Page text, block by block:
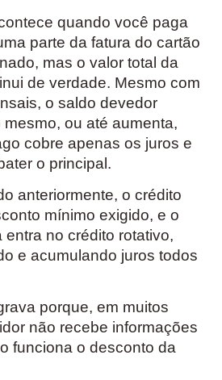
quando você paga
parte da fatura do cartão
mas o valor total da
de verdade. Mesmo com
o saldo devedor
ou até aumenta,
cobre apenas os juros e
o principal.
anteriormente, o crédito
mínimo exigido, e o
entra no crédito rotativo,
e acumulando juros todos
porque, em muitos
não recebe informações
funciona o desconto da